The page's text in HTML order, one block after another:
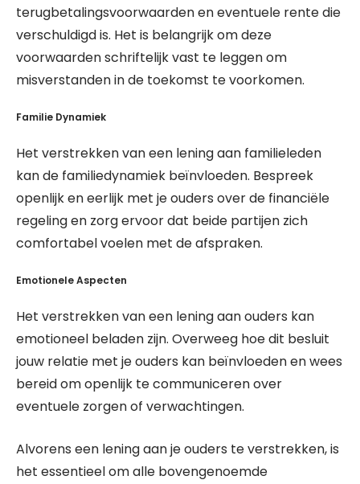
terugbetalingsvoorwaarden en eventuele rente die
verschuldigd is. Het is belangrijk om deze
voorwaarden schriftelijk vast te leggen om
misverstanden in de toekomst te voorkomen.
Familie Dynamiek
Het verstrekken van een lening aan familieleden
kan de familiedynamiek beïnvloeden. Bespreek
openlijk en eerlijk met je ouders over de financiële
regeling en zorg ervoor dat beide partijen zich
comfortabel voelen met de afspraken.
Emotionele Aspecten
Het verstrekken van een lening aan ouders kan
emotioneel beladen zijn. Overweeg hoe dit besluit
jouw relatie met je ouders kan beïnvloeden en wees
bereid om openlijk te communiceren over
eventuele zorgen of verwachtingen.
Alvorens een lening aan je ouders te verstrekken, is
het essentieel om alle bovengenoemde